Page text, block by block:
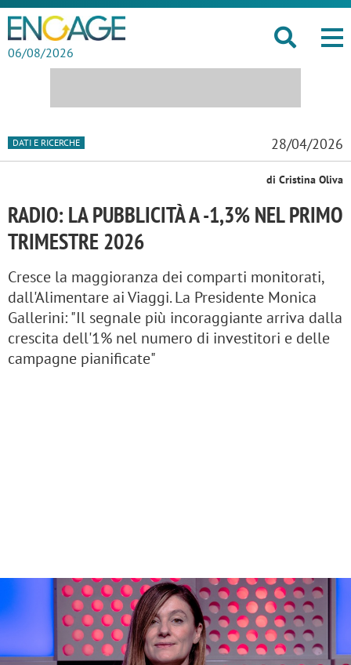
06/08/2026
DATI E RICERCHE 28/04/2026
di Cristina Oliva
RADIO: LA PUBBLICITÀ A -1,3% NEL PRIMO
TRIMESTRE 2026
Cresce la maggioranza dei comparti monitorati,
dall'Alimentare ai Viaggi. La Presidente Monica
Gallerini: "Il segnale più incoraggiante arriva dalla
crescita dell'1% nel numero di investitori e delle
campagne pianificate"